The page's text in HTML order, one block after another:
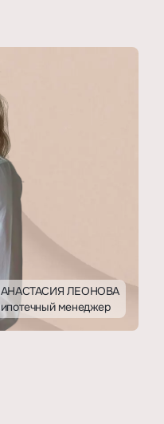
АНАСТАСИЯ ЛЕОНОВА
ипотечный менеджер